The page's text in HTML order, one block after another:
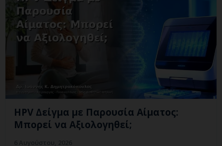
HPV Δείγμα με Παρουσία Αίματος:
Μπορεί να Αξιολογηθεί;